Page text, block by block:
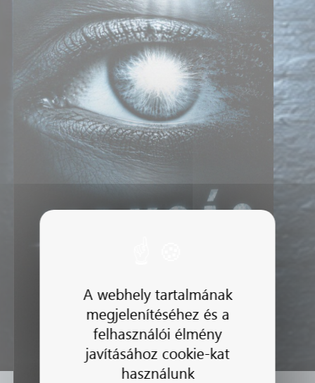
A webhely tartalmának
megjelenítéséhez és a
felhasználói élmény
javításához cookie-kat
használunk